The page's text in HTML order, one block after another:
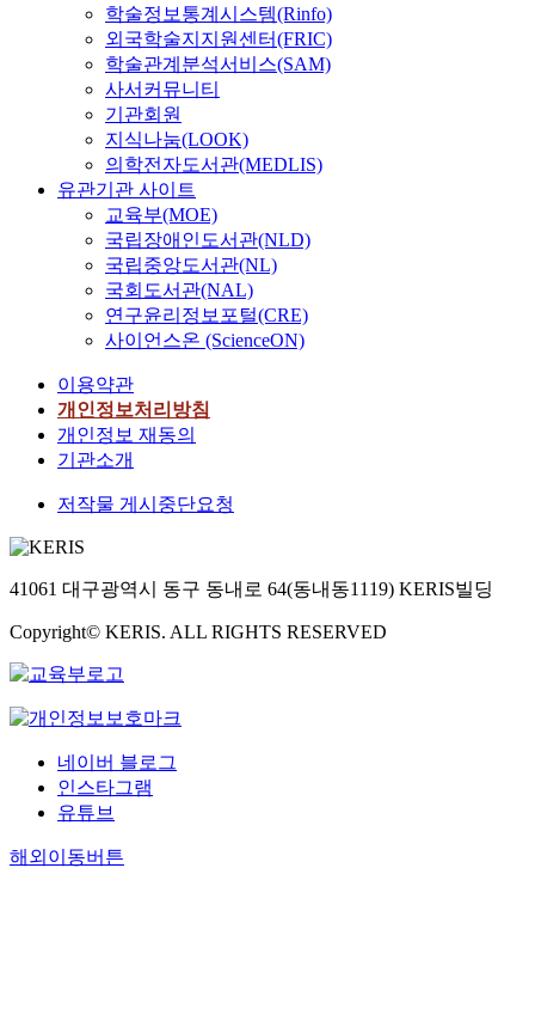
학술정보통계시스템(Rinfo)
외국학술지지원센터(FRIC)
학술관계분석서비스(SAM)
사서커뮤니티
기관회원
지식나눔(LOOK)
의학전자도서관(MEDLIS)
유관기관 사이트
교육부(MOE)
국립장애인도서관(NLD)
국립중앙도서관(NL)
국회도서관(NAL)
연구윤리정보포털(CRE)
사이언스온 (ScienceON)
이용약관
개인정보처리방침
개인정보 재동의
기관소개
저작물 게시중단요청
41061 대구광역시 동구 동내로 64(동내동1119) KERIS빌딩
Copyright© KERIS. ALL RIGHTS RESERVED
네이버 블로그
인스타그램
유튜브
해외이동버튼